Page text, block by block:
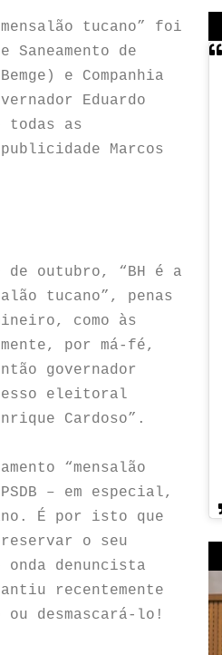
tucano” foi
de
e Companhia
Eduardo
todas as
Marcos
outubro, “BH é a
tucano”, penas
como às
por má-fé,
governador
eleitoral
Cardoso”.
“mensalão
– em especial,
É por isto que
o seu
denuncista
recentemente
desmascará-lo!